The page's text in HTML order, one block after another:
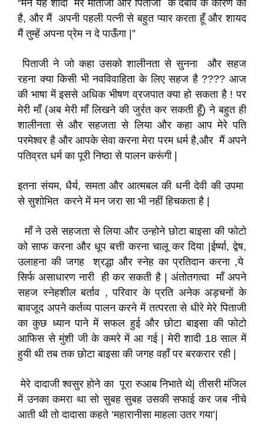
“मेनें यह शादी मेरे माताजी और पिताजी के दबाव के कारण की
है, और मैं अपनी पहली पत्नी से बहुत प्यार करता हूँ और शायद
मैं तुम्हें अपना प्रेम न दे पाऊँगा |”
पिताजी ने जो कहा उसको शालीनता से सुनना और सहज
रहना क्या किसी भी नवविवाहिता के लिए सहज है ???? आज
की भाषा में इससे अधिक भीषण व्रजपात क्या हो सकता है ! पर
मेरी माँ (अब मेरी माँ लिखने की जुर्रत कर सकती हूँ) ने बहुत ही
शालीनता से और सहजता से लिया और कहा आप मेरे पति
परमेश्वर है और आपके सेवा करना मेरा परम धर्म है,और मैं अपने
पतिव्रत धर्म का पूरी निष्ठा से पालन करूंगी |
इतना संयम, धैर्य, समता और आत्मबल की धनी देवी की उपमा
से सुशोभित करने में मन जरा सा भी नहीं हिचकता है |
माँ ने उसे सहजता से लिया और उन्होने छोटा बाइसा की फोटो
को साफ करना और धूप बत्ती करना चालू कर दिया |ईर्ष्या, द्वेष,
उलाहना की जगह श्रद्धा और स्नेह का प्रतिदान करना ,ये
सिर्फ असाधारण नारी ही कर सकती है | अंतोतगत्वा माँ अपने
सहज स्नेहशील बर्ताव , परिवार के प्रति अनेक अड़चनों के
बावजूद अपने कर्तव्य पालन करने में तत्परता से धीरे मेरे पिताजी
का कुछ ध्यान पाने में सफल हुई और छोटा बाइसा की फोटो
आफिस से मुंशी जी के कमरे में आ गई | मेरी शादी 18 साल में
हुयी थी तब तक छोटा बाइसा की जगह वहाँ पर बरकरार रही |
मेरे दादाजी श्वसुर होने का पूरा रुआब निभाते थे| तीसरी मंजिल
में उनका कमरा था सो सुबह सुबह उसकी सफाई कर जब नीचे
आती थी तो दादासा कहते ‘महारानीसा माहला उतर गया’|